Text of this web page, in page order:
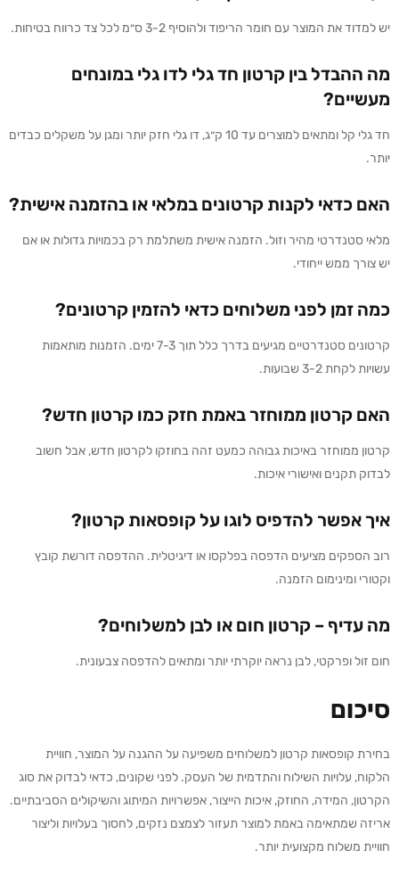
יש למדוד את המוצר עם חומר הריפוד ולהוסיף 3-2 ס״מ לכל צד כרווח בטיחות.
מה ההבדל בין קרטון חד גלי לדו גלי במונחים
מעשיים?
חד גלי קל ומתאים למוצרים עד 10 ק״ג, דו גלי חזק יותר ומגן על משקלים כבדים
יותר.
האם כדאי לקנות קרטונים במלאי או בהזמנה אישית?
מלאי סטנדרטי מהיר וזול. הזמנה אישית משתלמת רק בכמויות גדולות או אם
יש צורך ממש ייחודי.
כמה זמן לפני משלוחים כדאי להזמין קרטונים?
קרטונים סטנדרטיים מגיעים בדרך כלל תוך 7-3 ימים. הזמנות מותאמות
עשויות לקחת 3-2 שבועות.
האם קרטון ממוחזר באמת חזק כמו קרטון חדש?
קרטון ממוחזר באיכות גבוהה כמעט זהה בחוזקו לקרטון חדש, אבל חשוב
לבדוק תקנים ואישורי איכות.
איך אפשר להדפיס לוגו על קופסאות קרטון?
רוב הספקים מציעים הדפסה בפלקסו או דיגיטלית. ההדפסה דורשת קובץ
וקטורי ומינימום הזמנה.
מה עדיף – קרטון חום או לבן למשלוחים?
חום זול ופרקטי, לבן נראה יוקרתי יותר ומתאים להדפסה צבעונית.
סיכום
בחירת קופסאות קרטון למשלוחים משפיעה על ההגנה על המוצר, חוויית
הלקוח, עלויות השילוח והתדמית של העסק. לפני שקונים, כדאי לבדוק את סוג
הקרטון, המידה, החוזק, איכות הייצור, אפשרויות המיתוג והשיקולים הסביבתיים.
אריזה שמתאימה באמת למוצר תעזור לצמצם נזקים, לחסוך בעלויות וליצור
חוויית משלוח מקצועית יותר.